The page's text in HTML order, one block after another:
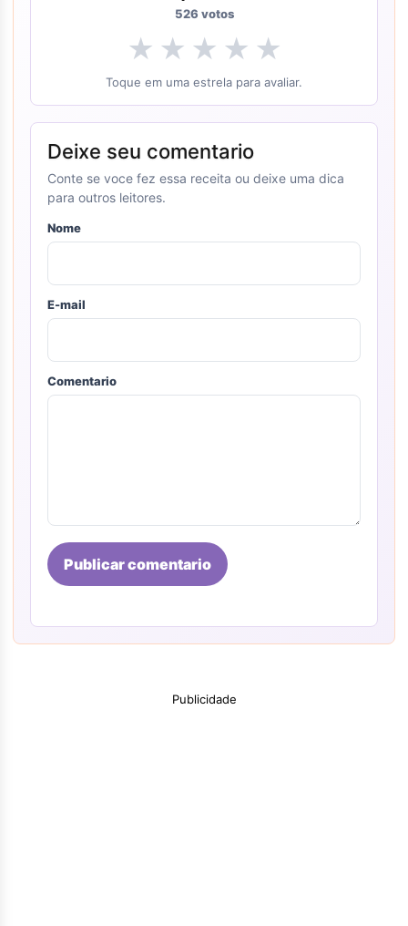
526 votos
★ ★ ★ ★ ★
Toque em uma estrela para avaliar.
Deixe seu comentario
Conte se voce fez essa receita ou deixe uma dica
para outros leitores.
Nome
E-mail
Comentario
Publicar comentario
Publicidade